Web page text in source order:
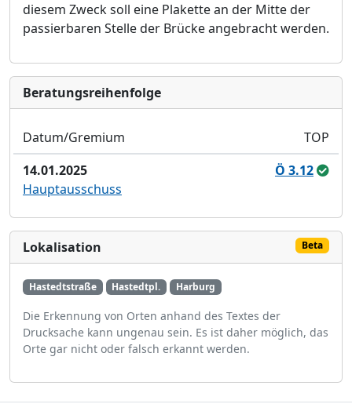
diesem Zweck soll eine Plakette an der Mitte der
passierbaren Stelle der Brücke angebracht werden.
Bera­tungs­reihen­folge
Datum/Gremium
TOP
14.01.2025
Ö 3.12
Hauptausschuss
Lokalisation Beta
Hastedtstraße Hastedtpl. Harburg
Die Erkennung von Orten anhand des Textes der
Drucksache kann ungenau sein. Es ist daher möglich, das
Orte gar nicht oder falsch erkannt werden.